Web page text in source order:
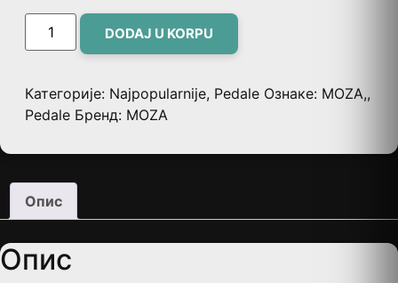
DODAJ U KORPU
Категорије: Najpopularnije, Pedale Ознаке: MOZA,,
Pedale Бренд: MOZA
Опис
Опис